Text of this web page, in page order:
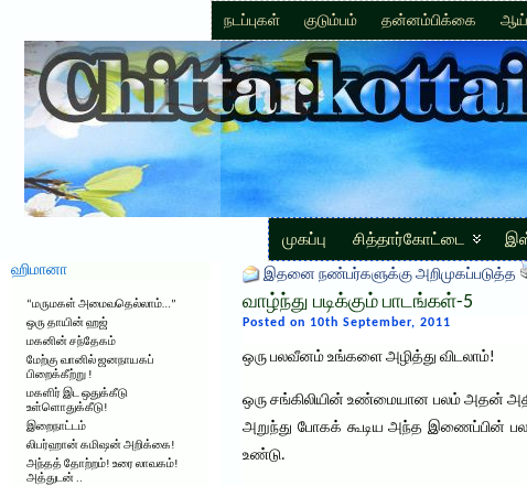
நடப்புகள் குடும்பம் தன்னம்பிக்கை
முகப்பு சித்தார்கோட்டை
ஹிமானா
“மருமகள் அமைவதெல்லாம்…”
ஒரு தாயின் ஹஜ்
மகனின் சந்தேகம்
மேற்கு வானில் ஜனநாயகப்
பிறைக்கீற்று !
மகளிர் இட ஒதுக்கீடு
உள்ளொதுக்கீடு!
இறைநாட்டம்
லிபர்ஹான் கமிஷன் அறிக்கை!
அந்தத் தோற்றம்! உரை லாவகம்!
அத்துடன் ..
இதனை நண்பர்களுக்கு அறிமுகப்படுத்த
வாழ்ந்து படிக்கும் பாடங்கள்-5
Posted on 10th September, 2011
ஒரு பலவீனம் உங்களை அழித்து விடலாம்!
ஒரு சங்கிலியின் உண்மையான பலம் அதன்
அறுந்து போகக் கூடிய அந்த இணைப்பின்
உண்டு.